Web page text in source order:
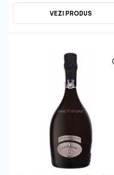
VEZI PRODUS